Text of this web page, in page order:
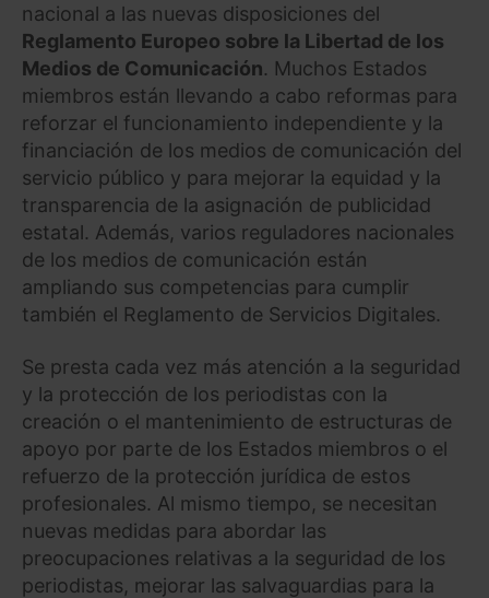
nacional a las nuevas disposiciones del
Reglamento Europeo sobre la Libertad de los
Medios de Comunicación. Muchos Estados
miembros están llevando a cabo reformas para
reforzar el funcionamiento independiente y la
financiación de los medios de comunicación del
servicio público y para mejorar la equidad y la
transparencia de la asignación de publicidad
estatal. Además, varios reguladores nacionales
de los medios de comunicación están
ampliando sus competencias para cumplir
también el Reglamento de Servicios Digitales.
Se presta cada vez más atención a la seguridad
y la protección de los periodistas con la
creación o el mantenimiento de estructuras de
apoyo por parte de los Estados miembros o el
refuerzo de la protección jurídica de estos
profesionales. Al mismo tiempo, se necesitan
nuevas medidas para abordar las
preocupaciones relativas a la seguridad de los
periodistas, mejorar las salvaguardias para la